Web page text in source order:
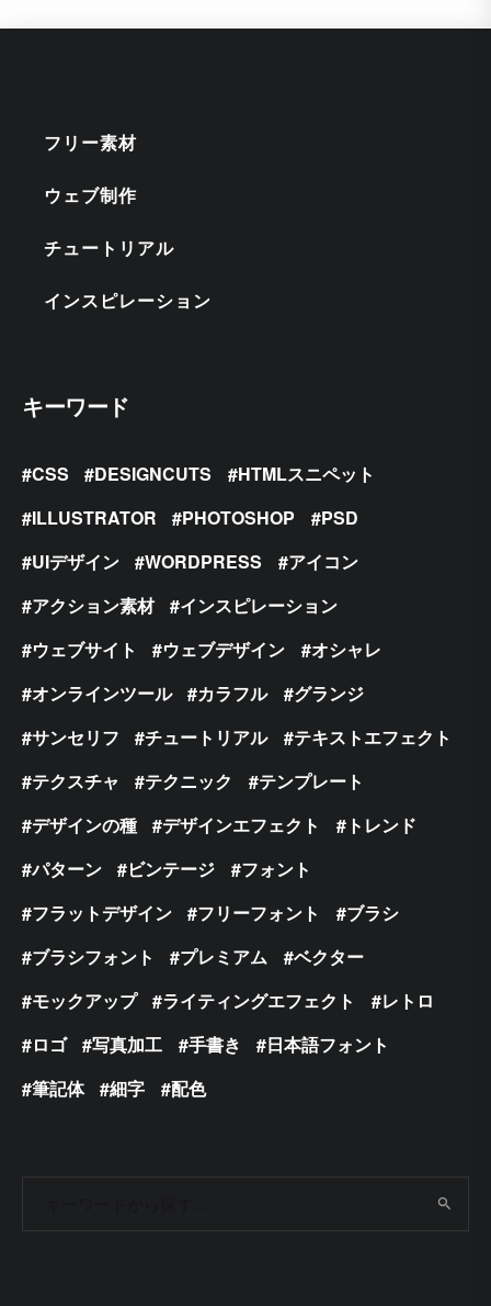
フリー素材
ウェブ制作
チュートリアル
インスピレーション
キーワード
CSS DESIGNCUTS
HTMLスニペット
ILLUSTRATOR
PHOTOSHOP
PSD
UIデザイン
WORDPRESS
アイコン
アクション素材
インスピレーション
ウェブサイト
ウェブデザイン
オシャレ
オンラインツール
カラフル
グランジ
サンセリフ
チュートリアル
テキストエフェクト
テクスチャ
テクニック
テンプレート
デザインの種
デザインエフェクト
トレンド
パターン
ビンテージ
フォント
フラットデザイン
フリーフォント
ブラシ
ブラシフォント
プレミアム
ベクター
モックアップ
ライティングエフェクト
レトロ
ロゴ
写真加工 手書き
日本語フォント
筆記体
細字 配色